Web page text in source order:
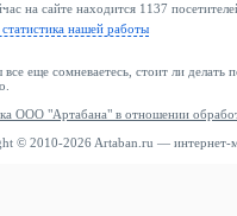
на сайте находится 1137
нашей работы
все еще сомневаетесь, стоит ли делать
ООО "Артабана" в отношении
© 2010-2026 Artaban.ru — интернет-